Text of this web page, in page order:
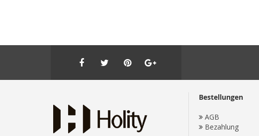
Bestellungen
AGB
Bezahlung